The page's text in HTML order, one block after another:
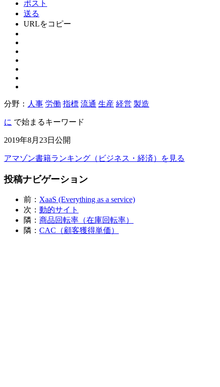
ポスト
送る
URLをコピー
分野： 人事 労働 指標 流通 生産 経営 製造
に で始まるキーワード
2019年8月23日公開
アマゾン書籍ランキング（ビジネス・経済）を見る
投稿ナビゲーション
前： XaaS (Everything as a service)
次： 動的サイト
隣： 商品回転率（在庫回転率）
隣： CAC（顧客獲得単価）